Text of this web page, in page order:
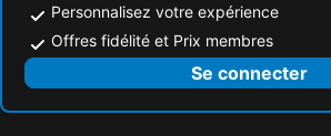
Personnalisez votre expérience
Offres fidélité et Prix membres
Se connecter